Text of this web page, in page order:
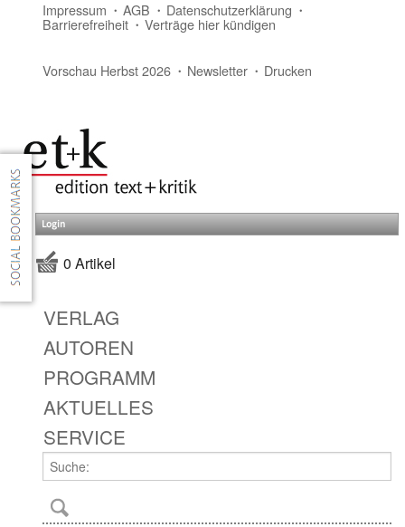
Impressum AGB Datenschutzerklärung
Barrierefreiheit Verträge hier kündigen
Vorschau Herbst 2026 Newsletter Drucken
Login
0 Artikel
VERLAG
AUTOREN
PROGRAMM
AKTUELLES
SERVICE